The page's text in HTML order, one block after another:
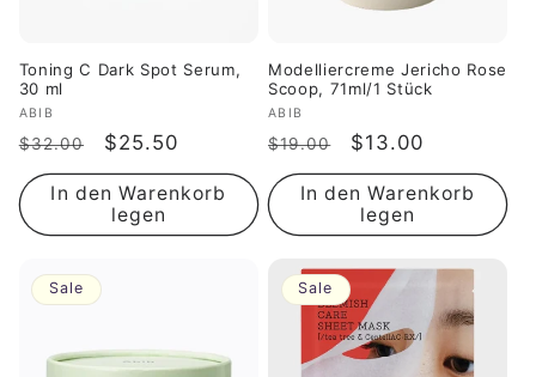
Toning C Dark Spot Serum,
30 ml
Anbieter:
ABIB
Normaler
Preis
$32.00 Verkaufspreis
$25.50
In den Warenkorb
legen
Modelliercreme Jericho Rose
Scoop, 71ml/1 Stück
Anbieter:
ABIB
Normaler
Preis
$19.00 Verkaufspreis
$13.00
In den Warenkorb
legen
Sale Sale